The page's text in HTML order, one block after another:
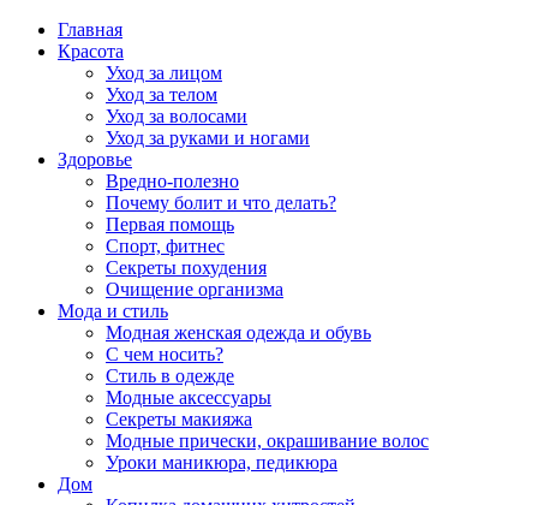
Главная
Красота
Уход за лицом
Уход за телом
Уход за волосами
Уход за руками и ногами
Здоровье
Вредно-полезно
Почему болит и что делать?
Первая помощь
Спорт, фитнес
Секреты похудения
Очищение организма
Мода и стиль
Модная женская одежда и обувь
С чем носить?
Стиль в одежде
Модные аксессуары
Секреты макияжа
Модные прически, окрашивание волос
Уроки маникюра, педикюра
Дом